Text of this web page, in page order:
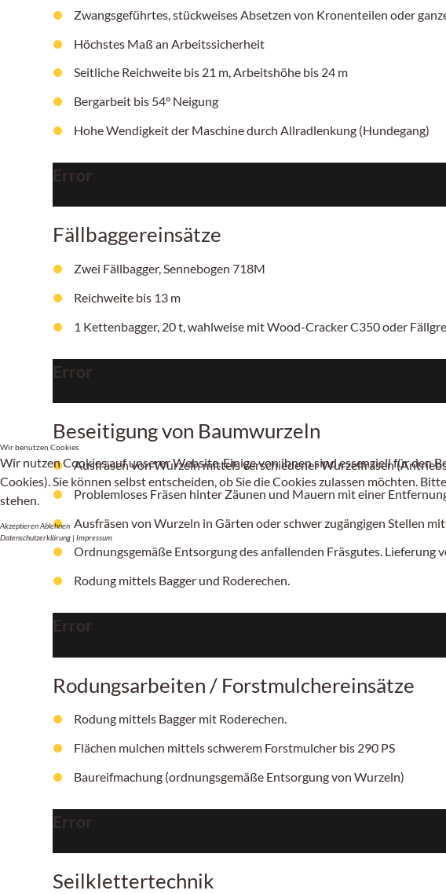
Zwangsgeführtes, stückweises Absetzen von Kronenteilen oder
Höchstes Maß an Arbeitssicherheit
Seitliche Reichweite bis 21 m, Arbeitshöhe bis 24 m
Bergarbeit bis 54° Neigung
Hohe Wendigkeit der Maschine durch Allradlenkung (Hundegang)
Error
Fällbaggereinsätze
Zwei Fällbagger, Sennebogen 718M
Reichweite bis 13 m
1 Kettenbagger, 20 t, wahlweise mit Wood-Cracker C350 oder
Error
Beseitigung von Baumwurzeln
Ausfräsen von Wurzeln mittels verschiedener Wurzelfräsen
Problemloses Fräsen hinter Zäunen und Mauern mit einer
Ausfräsen von Wurzeln in Gärten oder schwer zugängigen Stellen
Ordnungsgemäße Entsorgung des anfallenden Fräsgutes. Lieferung
Rodung mittels Bagger und Roderechen.
Error
Rodungsarbeiten / Forstmulchereinsätze
Rodung mittels Bagger mit Roderechen.
Flächen mulchen mittels schwerem Forstmulcher bis 290 PS
Baureifmachung (ordnungsgemäße Entsorgung von Wurzeln)
Error
Seilklettertechnik
Wir benutzen Cookies
Wir nutzen Cookies auf unserer Website. Einige von ihnen sind essenziell für den
Cookies). Sie können selbst entscheiden, ob Sie die Cookies zulassen möchten.
stehen.
AkzeptierenAblehnen
Datenschutzerklärung | Impressum